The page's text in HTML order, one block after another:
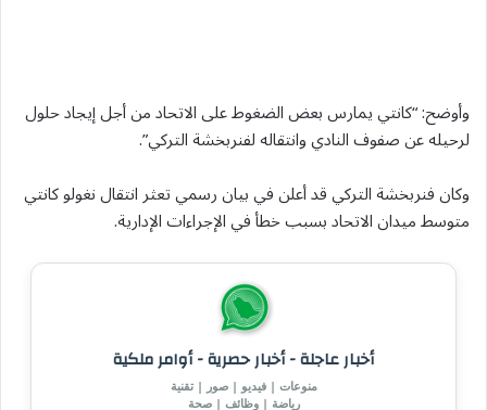
وأوضح: “كانتي يمارس بعض الضغوط على الاتحاد من أجل إيجاد حلول
لرحيله عن صفوف النادي وانتقاله لفنربخشة التركي”.
وكان فنربخشة التركي قد أعلن في بيان رسمي تعثر انتقال نغولو كانتي
متوسط ميدان الاتحاد بسبب خطأ في الإجراءات الإدارية.
أخبار عاجلة - أخبار حصرية - أوامر ملكية
منوعات | فيديو | صور | تقنية
رياضة | وظائف | صحة